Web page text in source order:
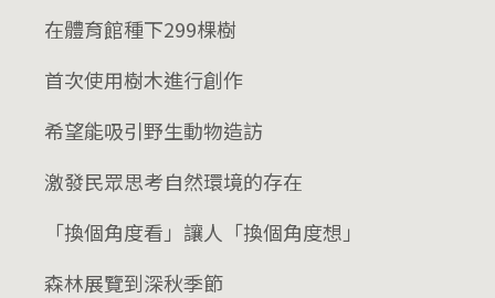
在體育館種下299棵樹
首次使用樹木進行創作
希望能吸引野生動物造訪
激發民眾思考自然環境的存在
「換個角度看」讓人「換個角度想」
森林展覽到深秋季節